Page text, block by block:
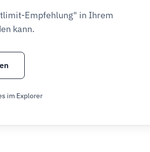
Empfehlung" in Ihrem
kann.
im Explorer